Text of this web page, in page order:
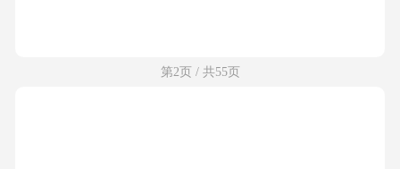
第2页 / 共55页